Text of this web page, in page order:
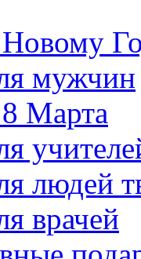
мужчин
Марта
людей
врачей